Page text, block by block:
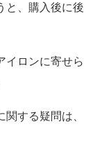
と、購入後に後
イロンに寄せら
する疑問は、